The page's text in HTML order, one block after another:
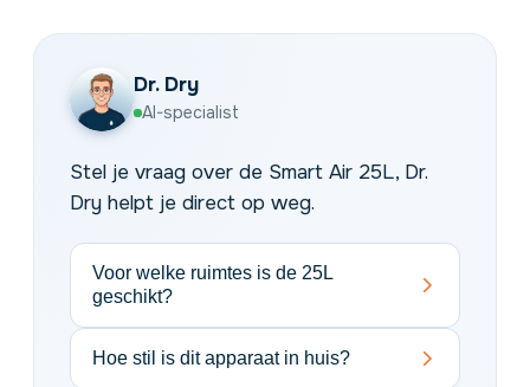
Dr. Dry
AI-specialist
Stel je vraag over de Smart Air 25L, Dr.
Dry helpt je direct op weg.
Voor welke ruimtes is de 25L
geschikt?
Hoe stil is dit apparaat in huis?